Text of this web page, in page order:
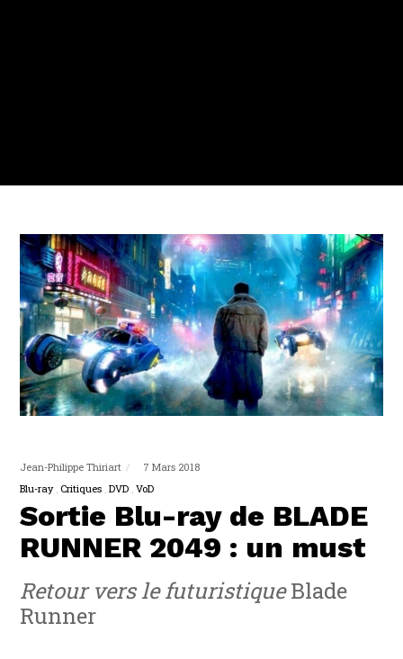
Jean-Philippe Thiriart
7 Mars 2018
Blu-ray Critiques DVD VoD
Sortie Blu-ray de BLADE
RUNNER 2049 : un must
Retour vers le futuristiqueBlade
Runner